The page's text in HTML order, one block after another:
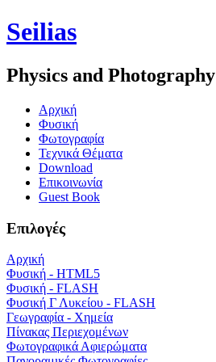
Seilias
Physics and Photography
Aρχική
Φυσική
Φωτογραφία
Τεχνικά Θέματα
Download
Επικοινωνία
Guest Book
Επιλογές
Αρχική
Φυσική - HTML5
Φυσική - FLASH
Φυσική Γ Λυκείου - FLASH
Γεωγραφία - Χημεία
Πίνακας Περιεχομένων
Φωτογραφικά Αφιερώματα